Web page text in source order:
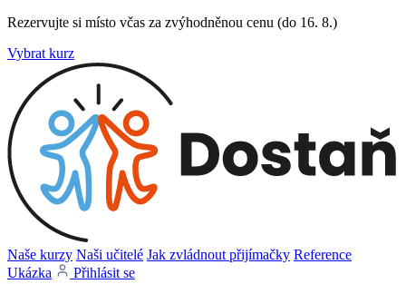
Rezervujte si místo včas za zvýhodněnou cenu (do 16. 8.)
Vybrat kurz
Naše kurzy Naši učitelé Jak zvládnout přijímačky Reference
Ukázka
Přihlásit se